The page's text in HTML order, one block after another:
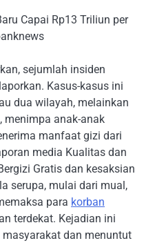
sejumlah insiden
Kasus-kasus ini
dua wilayah, melainkan
menimpa anak-anak
manfaat gizi dari
media Kualitas dan
Gratis dan kesaksian
serupa, mulai dari mual,
para korban
terdekat. Kejadian ini
dan menuntut